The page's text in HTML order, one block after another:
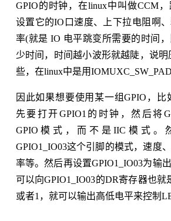
GPIO的时钟，在linux中叫做CCM
设置它的IO口速度、上下拉电阻啊
率(就是 IO 电平跳变所需要的时间
少时间，时间越小波形就越陡，说
些，在linux中是用IOMUXC_SW_PAD
因此如果想要使用某一组GPIO，比
先要打开GPIO1的时钟，然后将
GPIO模式，而不是IIC模式。
GPIO1_IO03这个引脚的模式，速度
率等。然后再设置GPIO1_IO03为输
可以向GPIO1_IO03的DR寄存器也就
或者1，就可以输出高低电平来控制